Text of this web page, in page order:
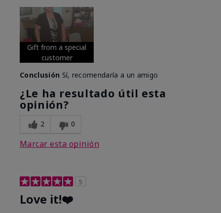
Gift from a special
customer
Conclusión Sí, recomendaría a un amigo
¿Le ha resultado útil esta
opinión?
2 0
Marcar esta opinión
5
Love it!❤️